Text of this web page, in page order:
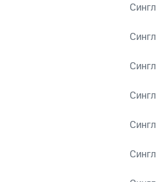
Сингл
Сингл
Сингл
Сингл
Сингл
Сингл